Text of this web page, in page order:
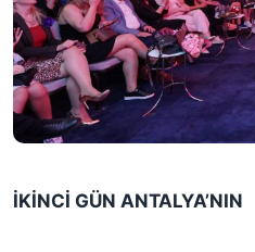
İKİNCİ GÜN ANTALYA’NIN